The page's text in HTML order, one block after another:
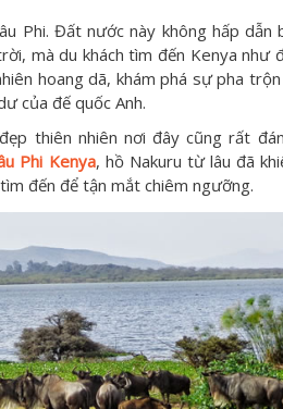
Phi. Đất nước này không hấp dẫn
mà du khách tìm đến Kenya như
hoang dã, khám phá sự pha trộn
của đế quốc Anh.
thiên nhiên nơi đây cũng rất
Phi Kenya, hồ Nakuru từ lâu đã
đến để tận mắt chiêm ngưỡng.